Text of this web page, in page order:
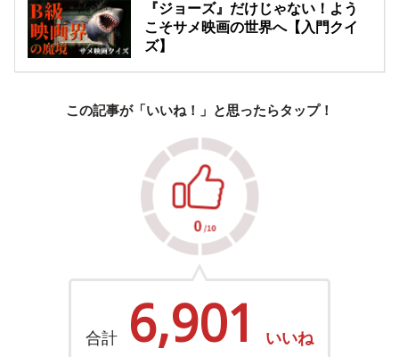
『ジョーズ』だけじゃない！よう
こそサメ映画の世界へ【入門クイ
ズ】
この記事が「いいね！」と思ったらタップ！
合計 6,901 いいね